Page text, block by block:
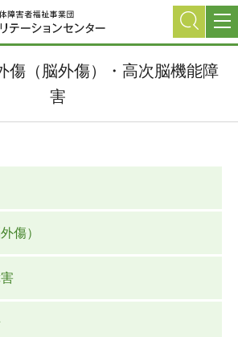
傷（脳外傷）・高次脳機能障
害
傷）